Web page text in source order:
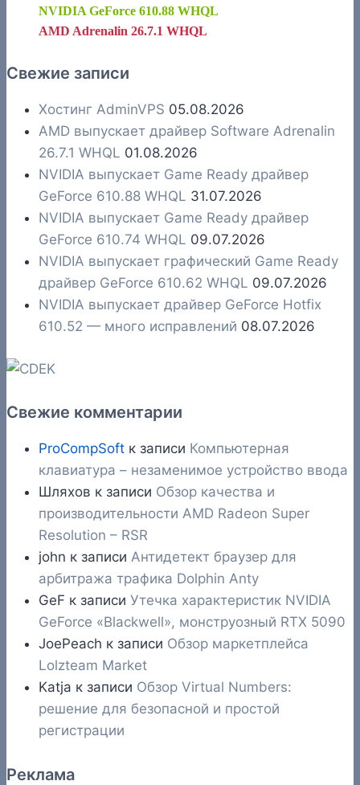
NVIDIA GeForce 610.88 WHQL
AMD Adrenalin 26.7.1 WHQL
Свежие записи
Хостинг AdminVPS 05.08.2026
AMD выпускает драйвер Software Adrenalin
26.7.1 WHQL 01.08.2026
NVIDIA выпускает Game Ready драйвер
GeForce 610.88 WHQL 31.07.2026
NVIDIA выпускает Game Ready драйвер
GeForce 610.74 WHQL 09.07.2026
NVIDIA выпускает графический Game Ready
драйвер GeForce 610.62 WHQL 09.07.2026
NVIDIA выпускает драйвер GeForce Hotfix
610.52 — много исправлений 08.07.2026
Свежие комментарии
ProCompSoft к записи Компьютерная
клавиатура – незаменимое устройство ввода
Шляхов к записи Обзор качества и
производительности AMD Radeon Super
Resolution – RSR
john к записи Антидетект браузер для
арбитража трафика Dolphin Anty
GeF к записи Утечка характеристик NVIDIA
GeForce «Blackwell», монструозный RTX 5090
JoePeach к записи Обзор маркетплейса
Lolzteam Market
Katja к записи Обзор Virtual Numbers:
решение для безопасной и простой
регистрации
Реклама